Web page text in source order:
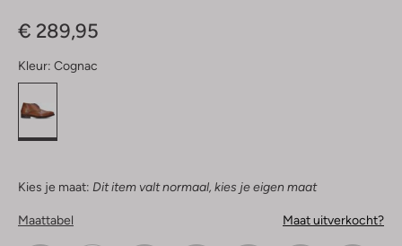
€ 289,95
Kleur: Cognac
Kies je maat: Dit item valt normaal, kies je eigen maat
Maattabel Maat uitverkocht?